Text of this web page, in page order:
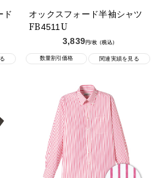
ド
オックスフォード半袖シャツ
FB4511U
3,839円/枚（税込）
数量割引価格 関連実績を見る